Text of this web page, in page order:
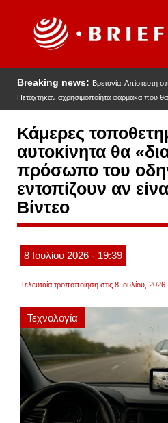
Breaking news: Βρετανία: Απίστευτη
Πετάχτηκαν αχρησιμοποίητα φάρμακα που θα
Κάμερες
αυτοκίνητα θα
πρόσωπο του
εντοπίζουν αν
Βίντεο
8 Ιουλίου 2026 - 19:39
Τελευταία τροποποίηση στις 8 Ιουλίου,
Τεχνολογία